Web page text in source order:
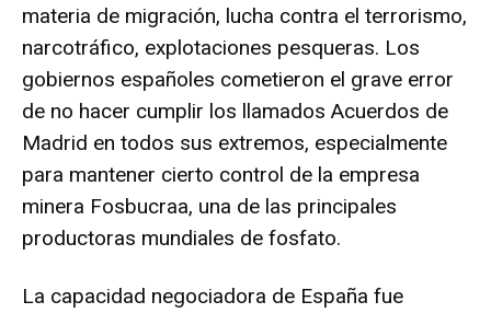
materia de migración, lucha contra el terrorismo,
narcotráfico, explotaciones pesqueras. Los
gobiernos españoles cometieron el grave error
de no hacer cumplir los llamados Acuerdos de
Madrid en todos sus extremos, especialmente
para mantener cierto control de la empresa
minera Fosbucraa, una de las principales
productoras mundiales de fosfato.
La capacidad negociadora de España fue